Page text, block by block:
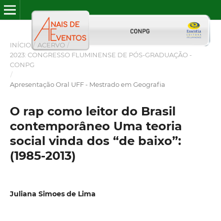
INÍCIO / ACERVO /
2023: CONGRESSO FLUMINENSE DE PÓS-GRADUAÇÃO -
CONPG
/
Apresentação Oral UFF - Mestrado em Geografia
O rap como leitor do Brasil
contemporâneo Uma teoria
social vinda dos “de baixo”:
(1985-2013)
Juliana Simoes de Lima